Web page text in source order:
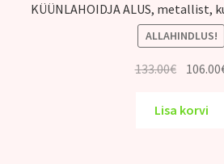
KÜÜNLAHOIDJA ALUS, metallist,
ALLAHINDLUS!
133.00€ Algne
oli:
106.00
Lisa korvi